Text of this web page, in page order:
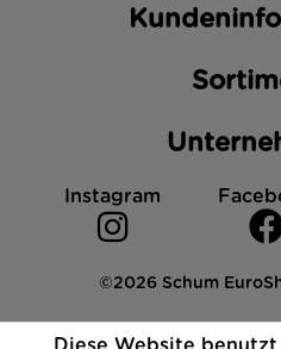
Instagram
©2026 Schum
Impressum